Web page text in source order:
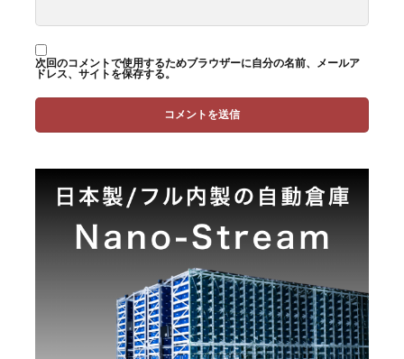
次回のコメントで使用するためブラウザーに自分の名前、メールア
ドレス、サイトを保存する。